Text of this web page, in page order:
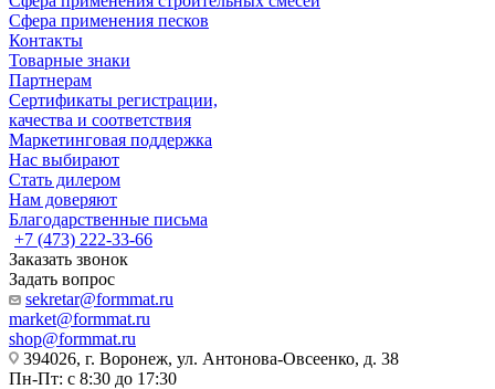
Сфера применения песков
Контакты
Товарные знаки
Партнерам
Сертификаты регистрации,
качества и соответствия
Маркетинговая поддержка
Нас выбирают
Стать дилером
Нам доверяют
Благодарственные письма
+7 (473) 222-33-66
Заказать звонок
Задать вопрос
sekretar@formmat.ru
market@formmat.ru
shop@formmat.ru
394026, г. Воронеж, ул. Антонова-Овсеенко, д. 38
Пн-Пт: с 8:30 до 17:30